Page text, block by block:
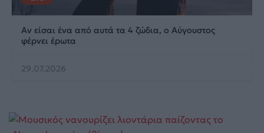
Αν είσαι ένα από αυτά τα 4 ζώδια, ο Αύγουστος
φέρνει έρωτα
29.07.2026